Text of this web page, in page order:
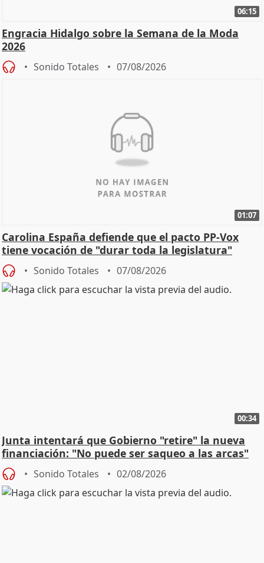
06:15
Engracia Hidalgo sobre la Semana de la Moda
2026
Sonido Totales 07/08/2026
01:07
Carolina España defiende que el pacto PP-Vox
tiene vocación de "durar toda la legislatura"
Sonido Totales 07/08/2026
00:34
Junta intentará que Gobierno "retire" la nueva
financiación: "No puede ser saqueo a las arcas"
Sonido Totales 02/08/2026